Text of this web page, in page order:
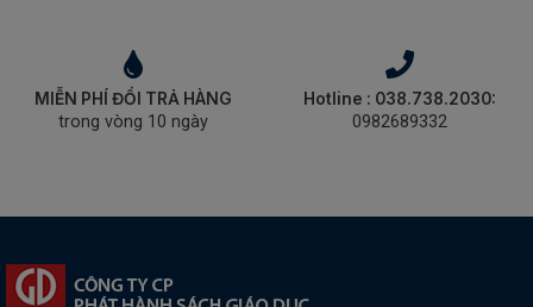
MIỄN PHÍ ĐỔI TRẢ HÀNG
trong vòng 10 ngày
Hotline : 038.738.2030:
0982689332